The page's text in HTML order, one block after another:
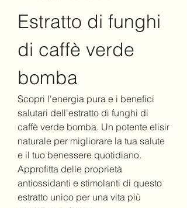
Estratto di funghi
di caffè verde
bomba
Scopri l'energia pura e i benefici
salutari dell'estratto di funghi di
caffè verde bomba. Un potente elisir
naturale per migliorare la tua salute
e il tuo benessere quotidiano.
Approfitta delle proprietà
antiossidanti e stimolanti di questo
estratto unico per una vita più